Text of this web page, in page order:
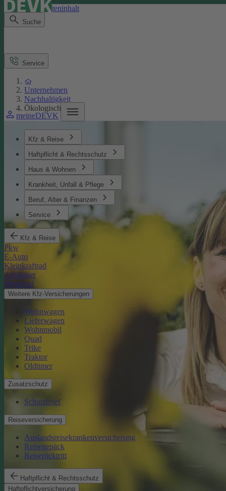
Direkt zum Seiteninhalt
Suche
meineDEVK
Kfz & Reise
Haftpflicht & Rechtsschutz
Haus & Wohnen
Krankheit, Unfall & Pflege
Beruf, Alter & Finanzen
Service
Kfz & Reise
Pkw
E-Auto
Kleinkraftrad
Anhänger
Motorrad
Weitere Kfz-Versicherungen
Wohnwagen
Lieferwagen
Wohnmobil
Quad
Trike
Traktor
Oldtimer
Zusatzschutz
Schutzbrief
Reiseversicherung
Auslandsreisekrankenversicherung
Reisegepäck
Reiserücktritt
Haftpflicht & Rechtsschutz
Haftpflichtversicherung
Service
Unternehmen
Nachhaltigkeit
Ökologisches